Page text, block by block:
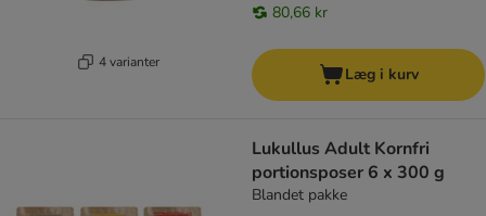
4 varianter
80,66 kr
Læg i kurv
Lukullus Adult Kornfri
portionsposer 6 x 300 g
Blandet pakke